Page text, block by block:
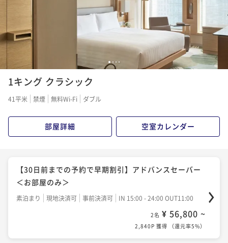
12 3 4
1キング クラシック
41平米 禁煙 無料Wi-Fi ダブル
部屋詳細 空室カレンダー
【30日前までの予約で早期割引】アドバンスセーバー
＜お部屋のみ＞
素泊まり 現地決済可 事前決済可 IN 15:00 - 24:00 OUT11:00
2名 ¥ 56,800 ~
2,840P 獲得 （還元率5%）